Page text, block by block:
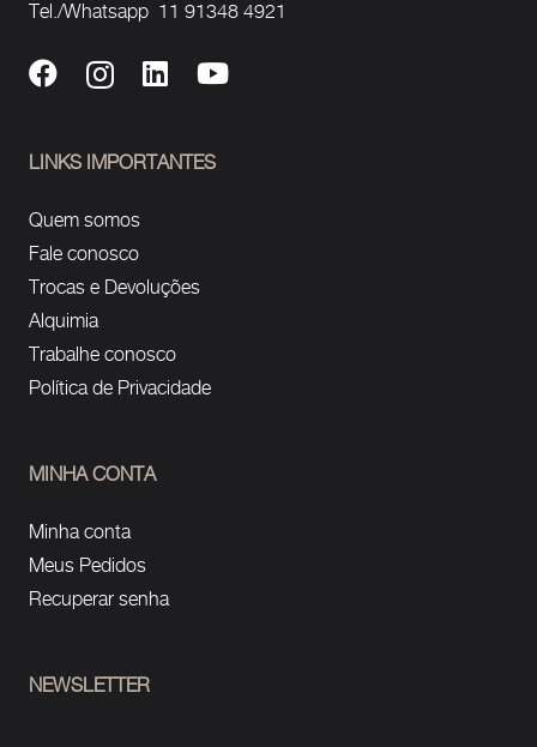
Tel./Whatsapp 11 91348 4921
LINKS IMPORTANTES
Quem somos
Fale conosco
Trocas e Devoluções
Alquimia
Trabalhe conosco
Política de Privacidade
MINHA CONTA
Minha conta
Meus Pedidos
Recuperar senha
NEWSLETTER